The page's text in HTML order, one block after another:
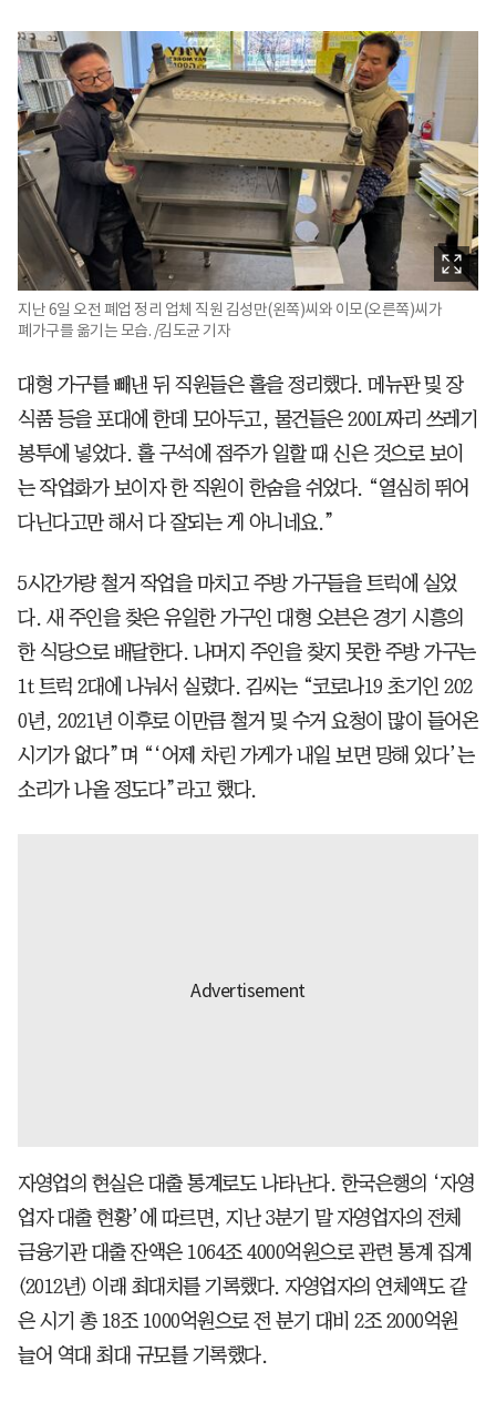
지난 6일 오전 폐업 정리 업체 직원 김성만(왼쪽)씨와 이모(오른쪽)씨가
폐가구를 옮기는 모습. /김도균 기자
대형 가구를 빼낸 뒤 직원들은 홀을 정리했다. 메뉴판 및 장
식품 등을 포대에 한데 모아두고, 물건들은 200L짜리 쓰레기
봉투에 넣었다. 홀 구석에 점주가 일할 때 신은 것으로 보이
는 작업화가 보이자 한 직원이 한숨을 쉬었다. “열심히 뛰어
다닌다고만 해서 다 잘되는 게 아니네요.”
5시간가량 철거 작업을 마치고 주방 가구들을 트럭에 실었
다. 새 주인을 찾은 유일한 가구인 대형 오븐은 경기 시흥의
한 식당으로 배달한다. 나머지 주인을 찾지 못한 주방 가구는
1t 트럭 2대에 나눠서 실렸다. 김씨는 “코로나19 초기인 202
0년, 2021년 이후로 이만큼 철거 및 수거 요청이 많이 들어온
시기가 없다”며 “‘어제 차린 가게가 내일 보면 망해 있다’는
소리가 나올 정도다”라고 했다.
자영업의 현실은 대출 통계로도 나타난다. 한국은행의 ‘자영
업자 대출 현황’에 따르면, 지난 3분기 말 자영업자의 전체
금융기관 대출 잔액은 1064조 4000억원으로 관련 통계 집계
(2012년) 이래 최대치를 기록했다. 자영업자의 연체액도 같
은 시기 총 18조 1000억원으로 전 분기 대비 2조 2000억원
늘어 역대 최대 규모를 기록했다.